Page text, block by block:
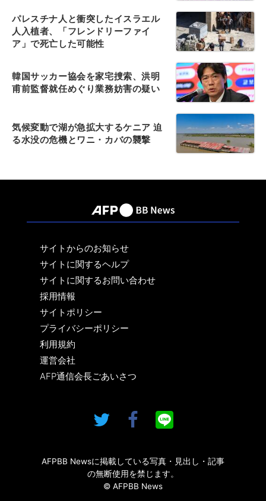
パレスチナ人と衝突したイスラエル
人入植者、「フレンドリーファイ
ア」で死亡した可能性
韓国サッカー協会を家宅捜索、洪明
甫前監督就任めぐり業務妨害の疑い
気候変動で湖が急拡大するケニア 迫
る水没の危機とワニ・カバの襲撃
サイトからのお知らせ
サイトに関するヘルプ
サイトに関するお問い合わせ
採用情報
サイトポリシー
プライバシーポリシー
利用規約
運営会社
AFP通信会長ごあいさつ
AFPBB Newsに掲載している写真・見出し・記事
の無断使用を禁じます。
© AFPBB News